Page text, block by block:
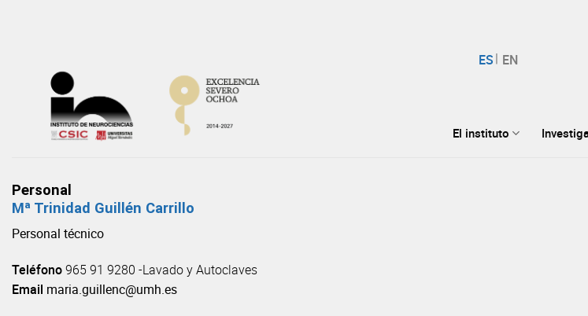
El instituto
Personal
Mª Trinidad Guillén Carrillo
Personal técnico
Teléfono965 91 9280 -Lavado y Autoclaves
Email maria.guillenc@umh.es